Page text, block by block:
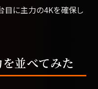
目に主力の4Kを確保し
並べてみた